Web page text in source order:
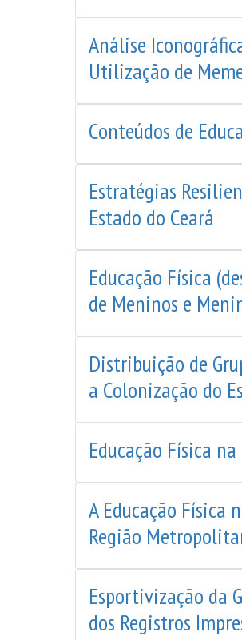
Análise
Utilização de
Conteúdos de
Estratégias
Estado do Ceará
Educação Física
de Meninos e
Distribuição de
a Colonização do
Educação Física
A Educação Física
Região
Esportivização da
dos Registros